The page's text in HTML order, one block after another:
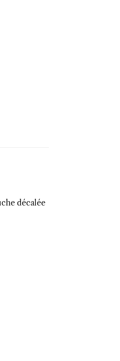
décalée